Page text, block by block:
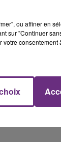
- 15h00
Radio Pop
ou affiner en
sur "Continuer